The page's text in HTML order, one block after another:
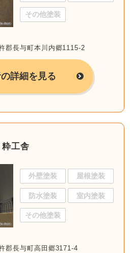
その他塗装
長与町本川内郷1115-2
詳細を見る
粋工舎
外壁塗装 屋根塗装
防水塗装 室内塗装
その他塗装
長与町高田郷3171-4